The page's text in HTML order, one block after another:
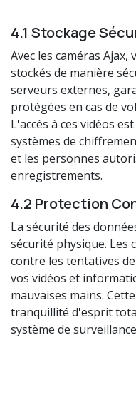
4.1 Stockage
Avec les caméras
stockés de manière
serveurs externes,
protégées en cas de
L'accès à ces vidéos
systèmes de
et les personnes
enregistrements.
4.2 Protection
La sécurité des
sécurité physique. Les
contre les tentatives
vos vidéos et
mauvaises mains.
tranquillité d'esprit
système de